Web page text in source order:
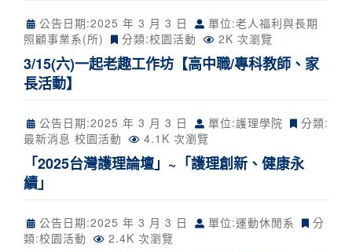
公告日期:2025 年 3 月 3 日
單位:老人福利與長期
照顧事業系(所)
分類:校園活動 2K 次瀏覽
3/15(六)一起老趣工作坊【高中職/專科教師、家
長活動】
公告日期:2025 年 3 月 3 日 單位:護理學院
分類:
最新消息 校園活動 4.1K 次瀏覽
「2025台灣護理論壇」~「護理創新、健康永
續」
公告日期:2025 年 3 月 3 日 單位:運動休閒系
分
類:校園活動 2.4K 次瀏覽